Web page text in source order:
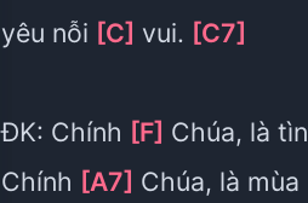
yêu nỗi [C] vui. [C7]
ĐK: Chính [F] Chúa, là
Chính [A7] Chúa, là mùa